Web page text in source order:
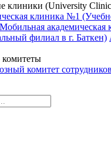
клиники (University
клиника №1
Мобильная
филиал в г. Баткен)
комитет сотрудников